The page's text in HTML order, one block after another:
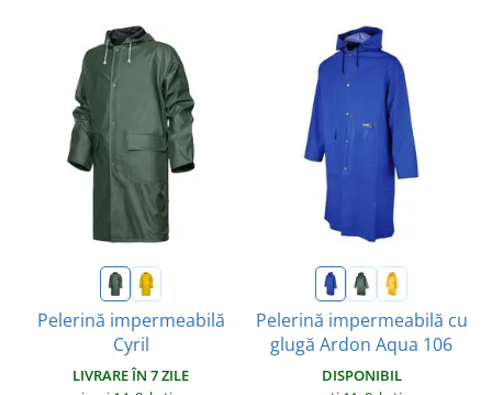
Pelerină impermeabilă
Cyril
LIVRARE ÎN 7 ZILE
Pelerină impermeabilă cu
glugă Ardon Aqua 106
DISPONIBIL